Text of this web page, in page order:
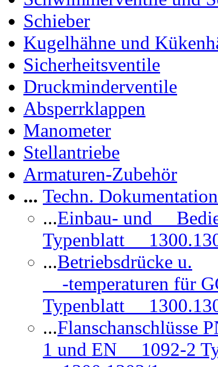
Schieber
Kugelhähne und
Sicherheitsventile
Druckminderventile
Absperrklappen
Manometer
Stellantriebe
Armaturen-Zubehör
... Techn.
...Einbau- und
Typenblatt
...Betriebsdrücke u.
-temperaturen für
Typenblatt
...
1 und EN 1092-2